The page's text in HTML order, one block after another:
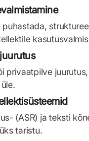
privaatpilve
(ASR) ja teksti
taristu.